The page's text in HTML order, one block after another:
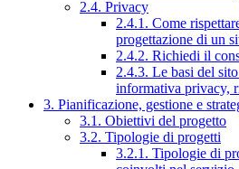
2.4. Privacy
2.4.1. Come
progettazione di un
2.4.2. Richiedi il
2.4.3. Le basi del
informativa privacy,
3. Pianificazione, gestione e
3.1. Obiettivi del progetto
3.2. Tipologie di progetti
3.2.1. Tipologie di